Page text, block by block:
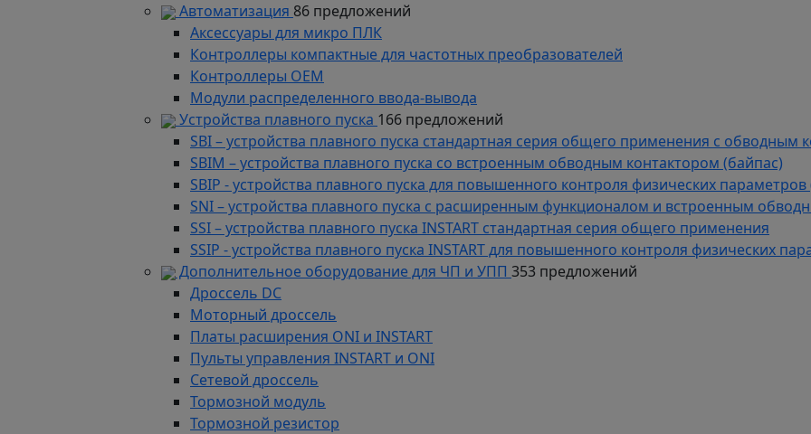
Автоматизация 86 предложений
Аксессуары для микро ПЛК
Контроллеры компактные для частотных преобразователей
Контроллеры ОЕМ
Модули распределенного ввода-вывода
Устройства плавного пуска 166 предложений
SBI – устройства плавного пуска стандартная серия общего применения с обводным
SBIM – устройства плавного пуска со встроенным обводным контактором (байпас)
SBIP - устройства плавного пуска для повышенного контроля физических
SNI – устройства плавного пуска с расширенным функционалом и встроенным
SSI – устройства плавного пуска INSTART стандартная серия общего применения
SSIP - устройства плавного пуска INSTART для повышенного контроля физических
Дополнительное оборудование для ЧП и УПП 353 предложений
Дроссель DC
Моторный дроссель
Платы расширения ONI и INSTART
Пульты управления INSTART и ONI
Сетевой дроссель
Тормозной модуль
Тормозной резистор